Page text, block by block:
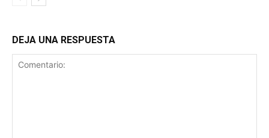
DEJA UNA RESPUESTA